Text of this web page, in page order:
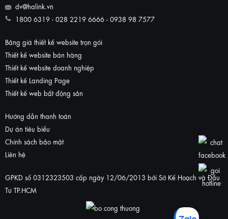
dv@halink.vn
1800 6319 - 028 2219 6666 - 0938 98 7577
Bảng giá thiết kế website trọn gói
Thiết kế website bán hàng
Thiết kế website doanh nghiệp
Thiết kế Landing Page
Thiết kế web bất động sản
Hướng dẫn thanh toán
Dự án tiêu biểu
Chính sách bảo mật
Liên hệ
GPKD số 0312323503 cấp ngày 12/06/2013 bởi Sở Kế Hoạch và Đầu
Tư TP.HCM